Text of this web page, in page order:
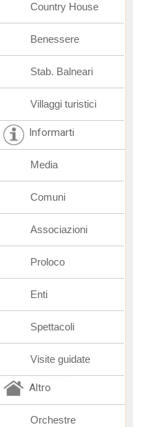
Country House
Benessere
Stab. Balneari
Villaggi turistici
Informarti
Media
Comuni
Associazioni
Proloco
Enti
Spettacoli
Visite guidate
Altro
Orchestre